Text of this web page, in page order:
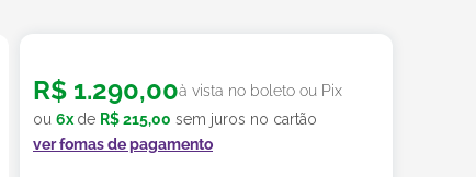
R$ 1.290,00à vista no boleto ou Pix
ou 6x de R$215,00 sem juros no cartão
ver fomas de pagamento